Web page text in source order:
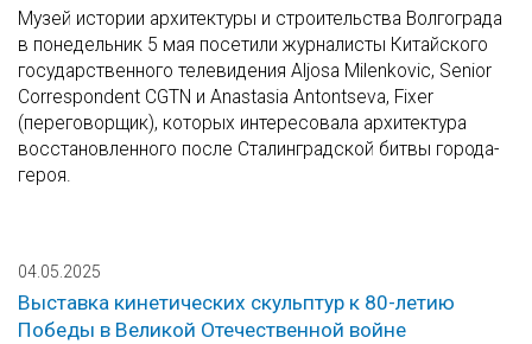
Музей истории архитектуры и строительства Волгограда
в понедельник 5 мая посетили журналисты Китайского
государственного телевидения Aljosa Milenkovic, Senior
Correspondent CGTN и Anastasia Antontseva, Fixer
(переговорщик), которых интересовала архитектура
восстановленного после Сталинградской битвы города-
героя.
04.05.2025
Выставка кинетических скульптур к 80-летию
Победы в Великой Отечественной войне